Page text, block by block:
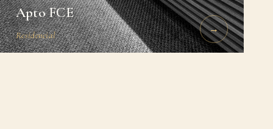
Apto FCE
Residencial →